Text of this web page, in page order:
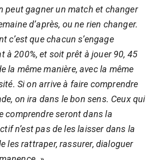
peut gagner un match et changer
d’après, ou ne rien changer.
c’est que chacun s’engage
à 200%, et soit prêt à jouer 90, 45
la même manière, avec la même
Si on arrive à faire comprendre
on ira dans le bon sens. Ceux qui
comprendre seront dans la
n’est pas de les laisser dans la
les rattraper, rassurer, dialoguer